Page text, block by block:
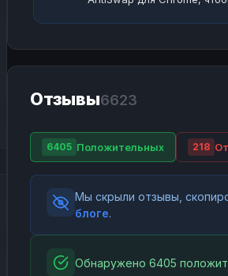
Отзывы6623
6405 Положительных 218
Мы скрыли отзывы,
блоге.
Обнаружено 6405